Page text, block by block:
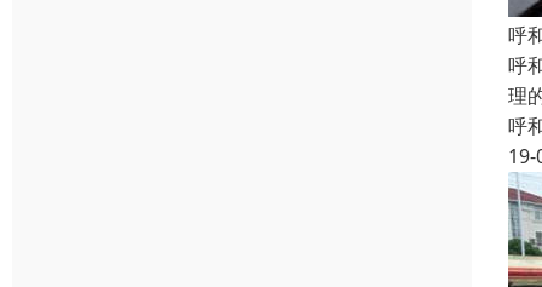
呼
呼
理
呼
19-